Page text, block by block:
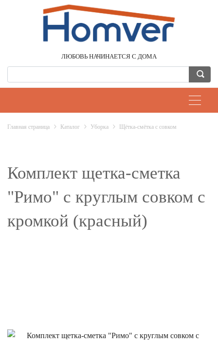
ЛЮБОВЬ НАЧИНАЕТСЯ С ДОМА
Главная страница Каталог Уборка Щётка-смётка с совком
Комплект щетка-сметка
"Римо" с круглым совком с
кромкой (красный)